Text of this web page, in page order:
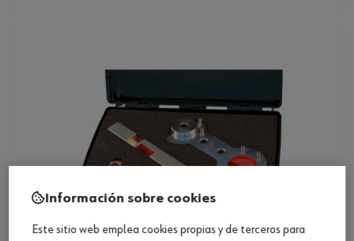
Información sobre cookies
Este sitio web emplea cookies propias y de terceros para